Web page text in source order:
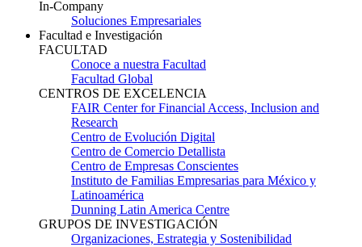
In-Company
Soluciones Empresariales
Facultad e Investigación
FACULTAD
Conoce a nuestra Facultad
Facultad Global
CENTROS DE EXCELENCIA
FAIR Center for Financial Access, Inclusion and
Research
Centro de Evolución Digital
Centro de Comercio Detallista
Centro de Empresas Conscientes
Instituto de Familias Empresarias para México y
Latinoamérica
Dunning Latin America Centre
GRUPOS DE INVESTIGACIÓN
Organizaciones, Estrategia y Sostenibilidad